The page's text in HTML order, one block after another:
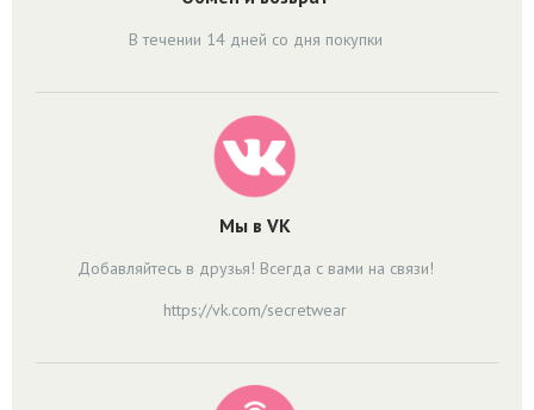
В течении 14 дней со дня покупки
Мы в VK
Добавляйтесь в друзья! Всегда с вами на связи!
https://vk.com/secretwear